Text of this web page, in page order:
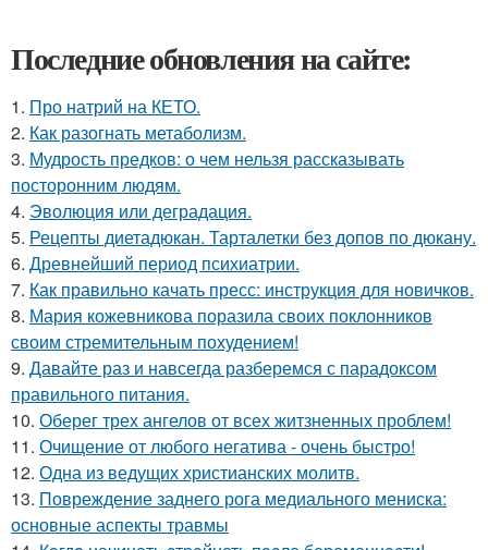
Последние обновления на сайте:
1. Про натрий на КЕТО.
2. Как разогнать метаболизм.
3. Мудрость предков: о чем нельзя рассказывать
посторонним людям.
4. Эволюция или деградация.
5. Рецепты диетадюкан. Тарталетки без допов по дюкану.
6. Древнейший период психиатрии.
7. Как правильно качать пресс: инструкция для новичков.
8. Мария кожевникова поразила своих поклонников
своим стремительным похудением!
9. Давайте раз и навсегда разберемся с парадоксом
правильного питания.
10. Оберег трех ангелов от всех житзненных проблем!
11. Очищение от любого негатива - очень быстро!
12. Одна из ведущих христианских молитв.
13. Повреждение заднего рога медиального мениска:
основные аспекты травмы